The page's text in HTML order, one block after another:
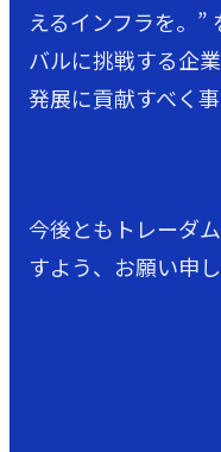
えるインフラを。”
バルに挑戦する企
発展に貢献すべく
今後ともトレーダ
すよう、お願い申し